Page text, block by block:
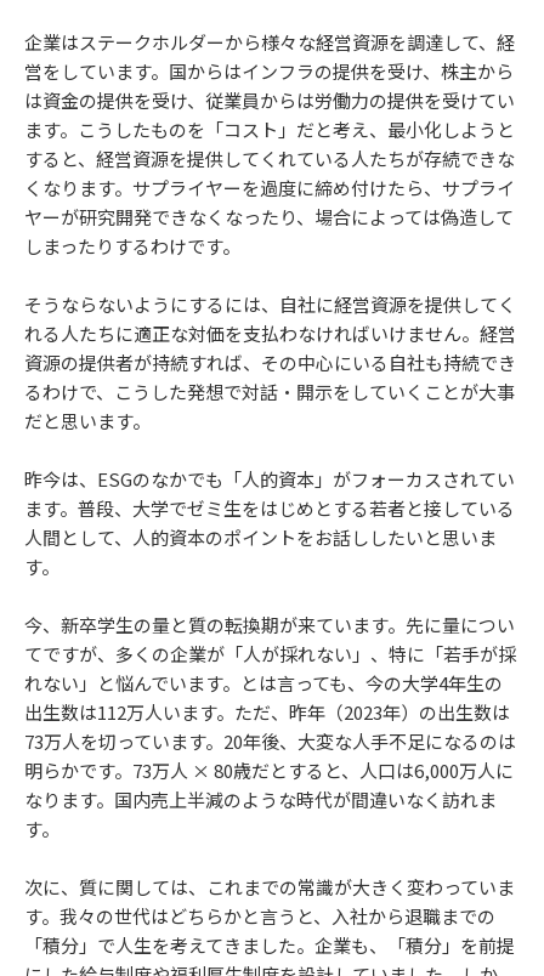
企業はステークホルダーから様々な経営資源を調達して、経
営をしています。国からはインフラの提供を受け、株主から
は資金の提供を受け、従業員からは労働力の提供を受けてい
ます。こうしたものを「コスト」だと考え、最小化しようと
すると、経営資源を提供してくれている人たちが存続できな
くなります。サプライヤーを過度に締め付けたら、サプライ
ヤーが研究開発できなくなったり、場合によっては偽造して
しまったりするわけです。
そうならないようにするには、自社に経営資源を提供してく
れる人たちに適正な対価を支払わなければいけません。経営
資源の提供者が持続すれば、その中心にいる自社も持続でき
るわけで、こうした発想で対話・開示をしていくことが大事
だと思います。
昨今は、ESGのなかでも「人的資本」がフォーカスされてい
ます。普段、大学でゼミ生をはじめとする若者と接している
人間として、人的資本のポイントをお話ししたいと思いま
す。
今、新卒学生の量と質の転換期が来ています。先に量につい
てですが、多くの企業が「人が採れない」、特に「若手が採
れない」と悩んでいます。とは言っても、今の大学4年生の
出生数は112万人います。ただ、昨年（2023年）の出生数は
73万人を切っています。20年後、大変な人手不足になるのは
明らかです。73万人 × 80歳だとすると、人口は6,000万人に
なります。国内売上半減のような時代が間違いなく訪れま
す。
次に、質に関しては、これまでの常識が大きく変わっていま
す。我々の世代はどちらかと言うと、入社から退職までの
「積分」で人生を考えてきました。企業も、「積分」を前提